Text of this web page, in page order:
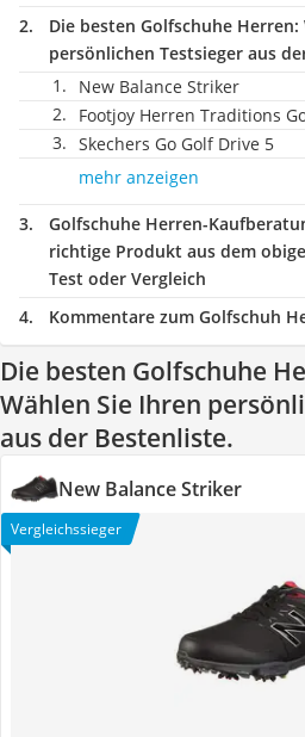
Die besten Golfschuhe Herren:
persönlichen Testsieger aus
New Balance Striker
Footjoy Herren Traditions
Skechers Go Golf Drive 5
mehr anzeigen
Golfschuhe Herren-
richtige Produkt aus dem
Test oder Vergleich
Kommentare zum Golfschuh
Die besten Golfschuhe
Wählen Sie Ihren
aus der Bestenliste.
New Balance Striker
Vergleichssieger